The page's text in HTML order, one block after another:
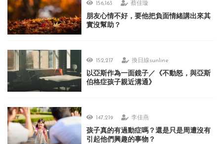
156,163 蔡佳璇
朋友心情不好，要他把負面情緒講出來其
實沒幫助？
152,217 換日線sunline
以亞斯作為一面鏡子／《不動怒，與亞斯
伯格症孩子親近溝通》
147,219 李佳燕
孩子真的有過動症嗎？還是只是周遭沒有
引起他們興趣的事物？